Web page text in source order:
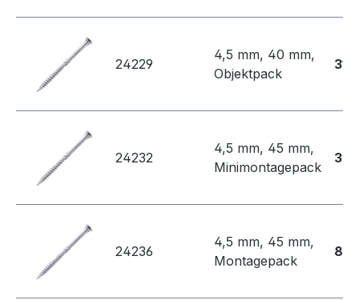
24229
4,5 mm, 40 mm,
Objektpack
24232
4,5 mm, 45 mm,
Minimontagepack
24236
4,5 mm, 45 mm,
Montagepack